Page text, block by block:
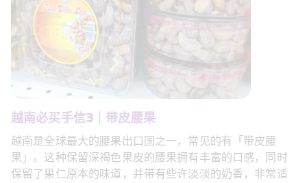
越南必买手信3｜带皮腰果
越南是全球最大的腰果出口国之一，常见的有「带皮腰
果」。这种保留深褐色果皮的腰果拥有丰富的口感，同时
保留了果仁原本的味道，并带有些许淡淡的奶香，非常适